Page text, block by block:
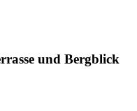
und Bergblick